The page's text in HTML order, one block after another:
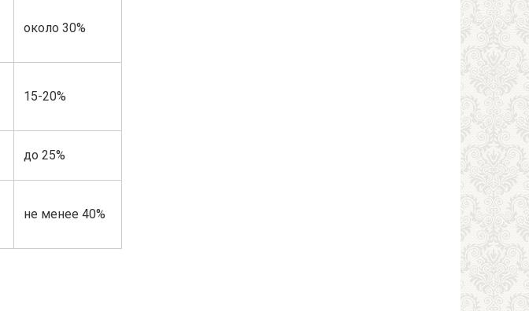
около 30%
15-20%
до 25%
не менее 40%